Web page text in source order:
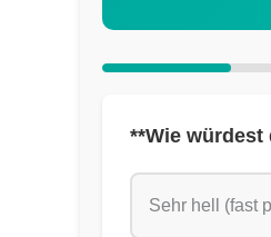
**Wie würdest
Sehr hell (fast